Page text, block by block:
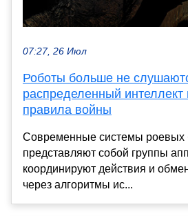
07:27, 26 Июл
Роботы больше не
распределенный интеллект
правила войны
Современные системы роевых
представляют собой группы
координируют действия и
через алгоритмы ис...